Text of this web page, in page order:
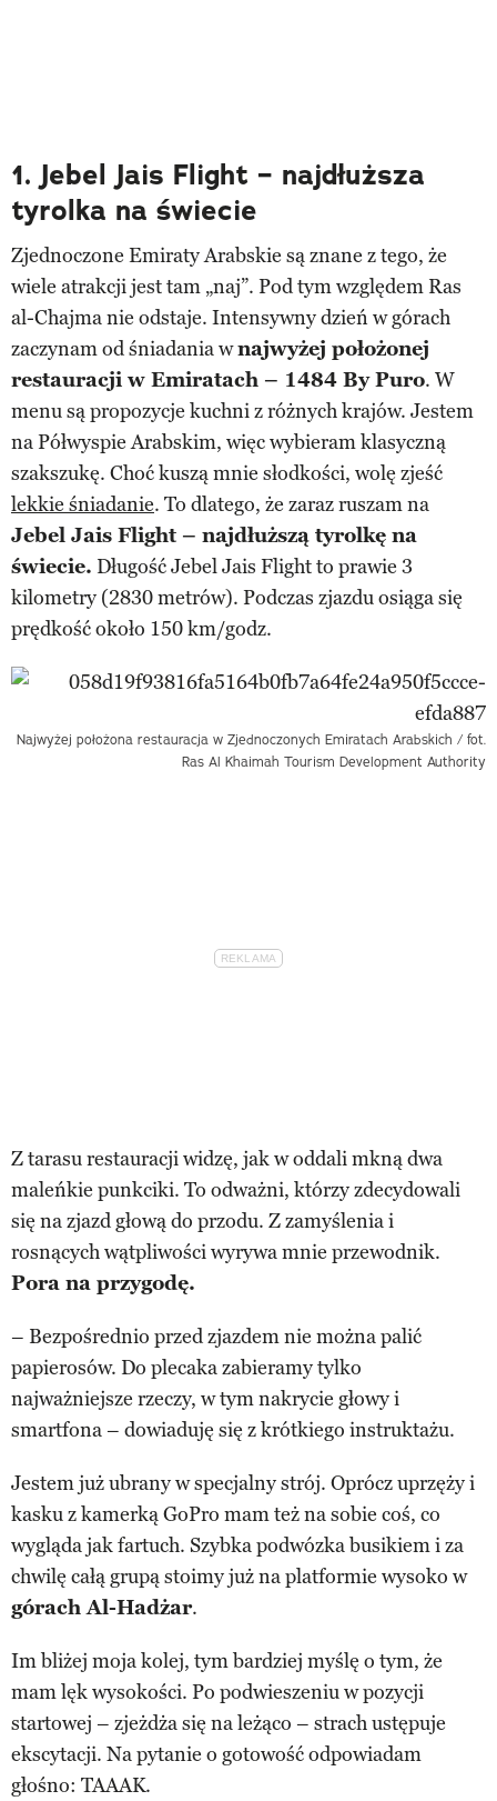
1. Jebel Jais Flight – najdłuższa
tyrolka na świecie
Zjednoczone Emiraty Arabskie są znane z tego, że
wiele atrakcji jest tam „naj”. Pod tym względem Ras
al-Chajma nie odstaje. Intensywny dzień w górach
zaczynam od śniadania wnajwyżej położonej
restauracji w Emiratach – 1484 By Puro. W
menu są propozycje kuchni z różnych krajów. Jestem
na Półwyspie Arabskim, więc wybieram klasyczną
szakszukę. Choć kuszą mnie słodkości, wolę zjeść
lekkie śniadanie. To dlatego, że zaraz ruszam na
Jebel Jais Flight – najdłuższą tyrolkę na
świecie. Długość Jebel Jais Flight to prawie 3
kilometry (2830 metrów). Podczas zjazdu osiąga się
prędkość około 150 km/godz.
Najwyżej położona restauracja w Zjednoczonych Emiratach Arabskich / fot.
Ras Al Khaimah Tourism Development Authority
Z tarasu restauracji widzę, jak w oddali mkną dwa
maleńkie punkciki. To odważni, którzy zdecydowali
się na zjazd głową do przodu. Z zamyślenia i
rosnących wątpliwości wyrywa mnie przewodnik.
Pora na przygodę.
– Bezpośrednio przed zjazdem nie można palić
papierosów. Do plecaka zabieramy tylko
najważniejsze rzeczy, w tym nakrycie głowy i
smartfona – dowiaduję się z krótkiego instruktażu.
Jestem już ubrany w specjalny strój. Oprócz uprzęży i
kasku z kamerką GoPro mam też na sobie coś, co
wygląda jak fartuch. Szybka podwózka busikiem i za
chwilę całą grupą stoimy już na platformie wysoko w
górach Al-Hadżar.
Im bliżej moja kolej, tym bardziej myślę o tym, że
mam lęk wysokości. Po podwieszeniu w pozycji
startowej – zjeżdża się na leżąco – strach ustępuje
ekscytacji. Na pytanie o gotowość odpowiadam
głośno: TAAAK.